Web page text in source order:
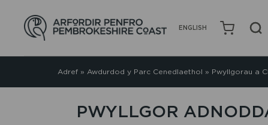
ENGLISH
Adref» Awdurdod y Parc Cenedlaethol » Pwyllgorau a
PWYLLGOR